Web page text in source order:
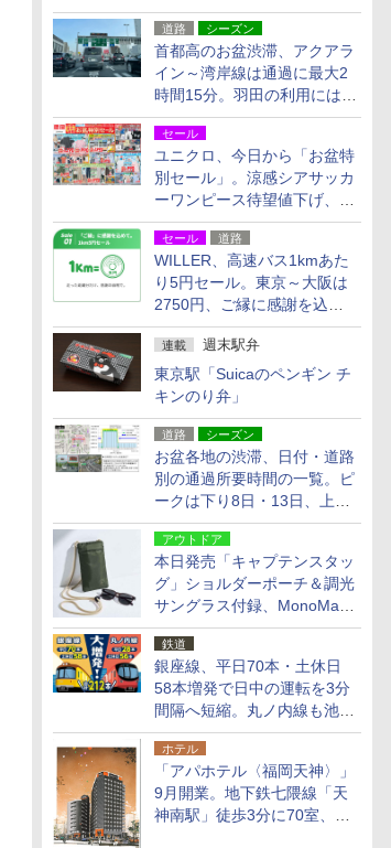
活動・復旧支援
道路 シーズン
首都高のお盆渋滞、アクアラ
イン～湾岸線は通過に最大2
時間15分。羽田の利用には
「空港西出口」の利用検討を
セール
ユニクロ、今日から「お盆特
別セール」。涼感シアサッカ
ーワンピース待望値下げ、撥
水ギアショーツは1990円に
セール 道路
WILLER、高速バス1kmあた
り5円セール。東京～大阪は
2750円、ご縁に感謝を込め
た20周年記念キャンペーン
連載 週末駅弁
東京駅「Suicaのペンギン チ
キンのり弁」
道路 シーズン
お盆各地の渋滞、日付・道路
別の通過所要時間の一覧。ピ
ークは下り8日・13日、上り
14日・15日
アウトドア
本日発売「キャプテンスタッ
グ」ショルダーポーチ＆調光
サングラス付録、MonoMax
9月号増刊
鉄道
銀座線、平日70本・土休日
58本増発で日中の運転を3分
間隔へ短縮。丸ノ内線も池袋
～中野坂上を4分間隔に
ホテル
「アパホテル〈福岡天神〉」
9月開業。地下鉄七隈線「天
神南駅」徒歩3分に70室、エ